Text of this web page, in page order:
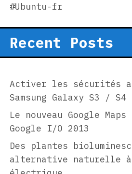
#Ubuntu-fr
Recent Posts
Activer les sécurités
Samsung Galaxy S3 / S4
Le nouveau Google
Google I/O 2013
Des plantes
alternative naturelle